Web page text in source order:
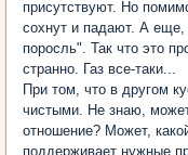
присутствуют. Но
сохнут и падают. А
поросль". Так что это
странно. Газ все-таки...
При том, что в другом
чистыми. Не знаю,
отношение? Может,
поддерживает нужные